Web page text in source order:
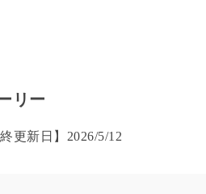
リー
更新日】 2026/5/12